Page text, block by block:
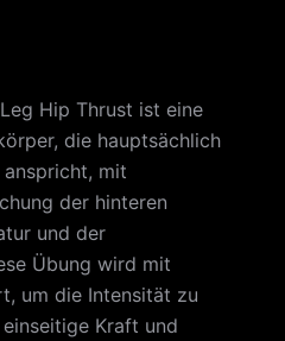
Hip Thrust ist eine
die hauptsächlich
mit
der hinteren
und der
Übung wird mit
um die Intensität zu
Kraft und